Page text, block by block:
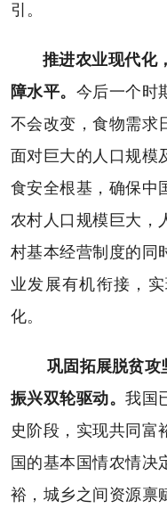
引。
推进农业现代化
障水平。 今后一个时
不会改变，食物需求
面对巨大的人口规模
食安全根基，确保中
农村人口规模巨大，
村基本经营制度的同
业发展有机衔接，
化。
巩固拓展脱贫攻
振兴双轮驱动。我国
史阶段，实现共同富
国的基本国情农情决
裕，城乡之间资源禀